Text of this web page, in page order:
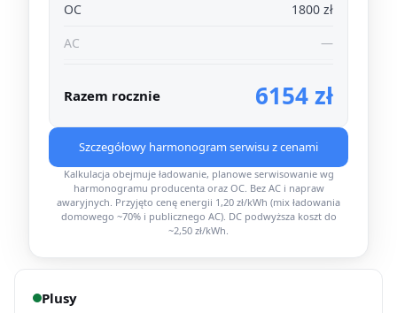
OC
1800 zł
AC
—
Razem rocznie 6154 zł
Szczegółowy harmonogram serwisu z cenami
Kalkulacja obejmuje ładowanie, planowe serwisowanie wg
harmonogramu producenta oraz OC. Bez AC i napraw
awaryjnych. Przyjęto cenę energii 1,20 zł/kWh (mix ładowania
domowego ~70% i publicznego AC). DC podwyższa koszt do
~2,50 zł/kWh.
Plusy